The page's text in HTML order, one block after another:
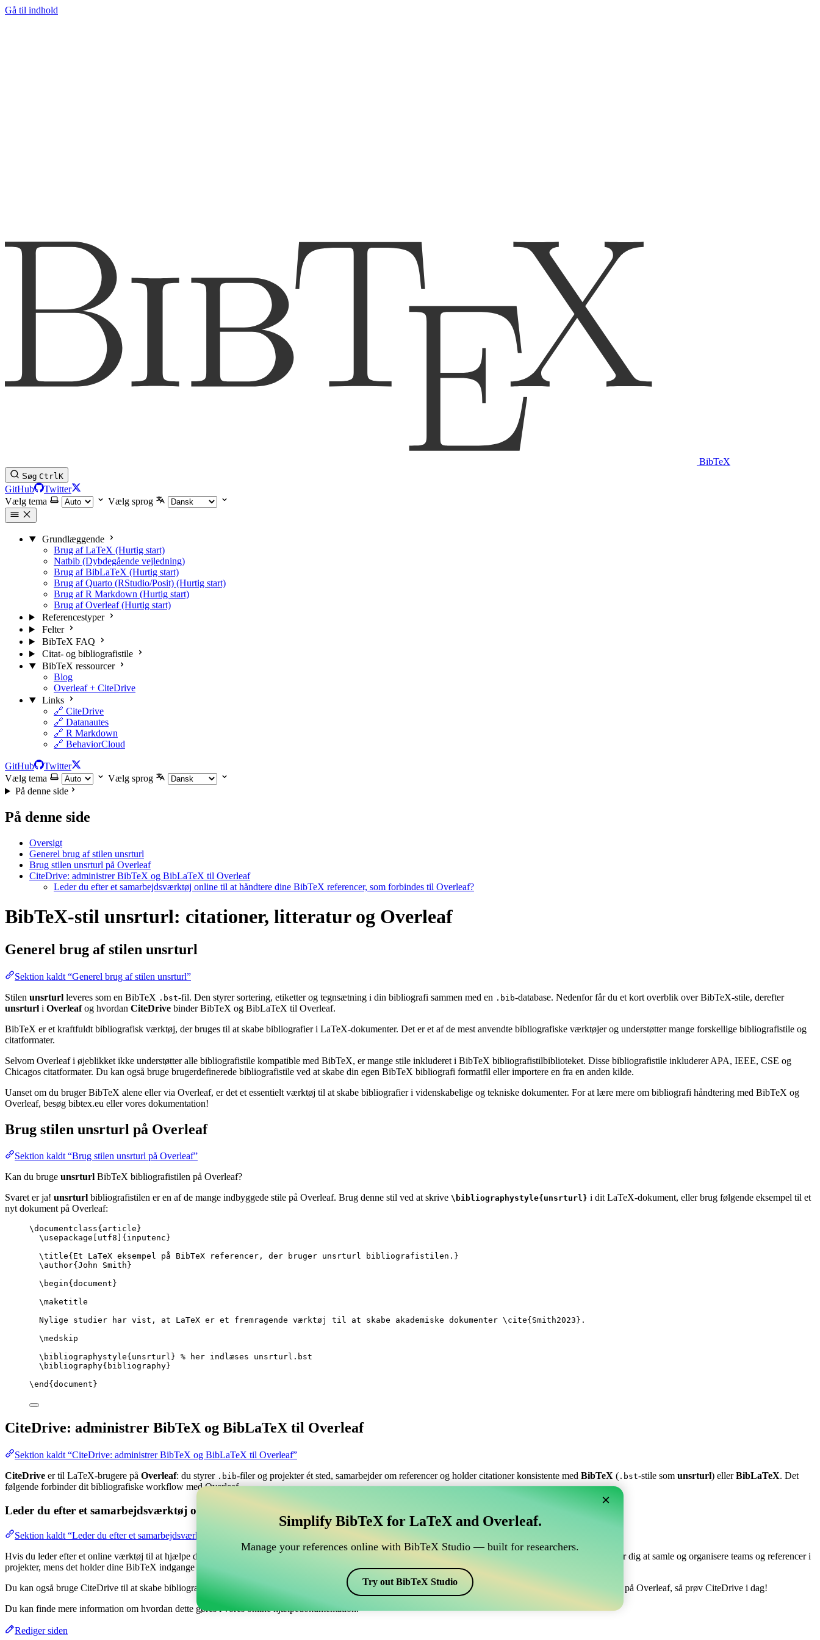
Gå til indhold
BibTeX
Søg CtrlK
GitHub
Twitter
Vælg tema
Vælg sprog
Grundlæggende
Brug af LaTeX (Hurtig start)
Natbib (Dybdegående vejledning)
Brug af BibLaTeX (Hurtig start)
Brug af Quarto (RStudio/Posit) (Hurtig start)
Brug af R Markdown (Hurtig start)
Brug af Overleaf (Hurtig start)
Referencestyper
Felter
BibTeX FAQ
Citat- og bibliografistile
BibTeX ressourcer
Blog
Overleaf + CiteDrive
Links
🔗 CiteDrive
🔗 Datanautes
🔗 R Markdown
🔗 BehaviorCloud
GitHub
Twitter
Vælg tema
Vælg sprog
På denne side
På denne side
Oversigt
Generel brug af stilen unsrturl
Brug stilen unsrturl på Overleaf
CiteDrive: administrer BibTeX og BibLaTeX til Overleaf
Leder du efter et samarbejdsværktøj online til at håndtere dine BibTeX referencer, som forbindes til Overleaf?
BibTeX-stil unsrturl: citationer, litteratur og Overleaf
Generel brug af stilen unsrturl
Sektion kaldt “Generel brug af stilen unsrturl”
Stilen unsrturl leveres som en BibTeX .bst-fil. Den styrer sortering, etiketter og tegnsætning i din bibliografi sammen med en .bib-database. Nedenfor får du et kort overblik over BibTeX-stile, derefter
unsrturl i Overleafog hvordan CiteDrive binder BibTeX og BibLaTeX til Overleaf.
BibTeX er et kraftfuldt bibliografisk værktøj, der bruges til at skabe bibliografier i LaTeX-dokumenter. Det er et af de mest anvendte bibliografiske værktøjer og understøtter mange forskellige bibliografistile og
citatformater.
Selvom Overleaf i øjeblikket ikke understøtter alle bibliografistile kompatible med BibTeX, er mange stile inkluderet i BibTeX bibliografistilbiblioteket. Disse bibliografistile inkluderer APA, IEEE, CSE og
Chicagos citatformater. Du kan også bruge brugerdefinerede bibliografistile ved at skabe din egen BibTeX bibliografi formatfil eller importere en fra en anden kilde.
Uanset om du bruger BibTeX alene eller via Overleaf, er det et essentielt værktøj til at skabe bibliografier i videnskabelige og tekniske dokumenter. For at lære mere om bibliografi håndtering med BibTeX og
Overleaf, besøg bibtex.eu eller vores dokumentation!
Brug stilen unsrturl på Overleaf
Sektion kaldt “Brug stilen unsrturl på Overleaf”
Kan du bruge unsrturl BibTeX bibliografistilen på Overleaf?
Svaret er ja! unsrturl bibliografistilen er en af de mange indbyggede stile på Overleaf. Brug denne stil ved at skrive \bibliographystyle{unsrturl} i dit LaTeX-dokument, eller brug følgende eksempel til et
nyt dokument på Overleaf:
\documentclass{ article }
\usepackage
utf8 ]{ inputenc }
\title{Et LaTeX eksempel på BibTeX referencer, der bruger unsrturl bibliografistilen.}
\author{John Smith}
\begin{ document }
\maketitle
Nylige studier har vist, at LaTeX er et fremragende værktøj til at skabe akademiske dokumenter \cite{ Smith2023 }.
\medskip
\bibliographystyle{unsrturl} % her indlæses unsrturl.bst
\bibliography{bibliography}
\end { document }
CiteDrive: administrer BibTeX og BibLaTeX til Overleaf
Sektion kaldt “CiteDrive: administrer BibTeX og BibLaTeX til Overleaf”
CiteDrive er til LaTeX-brugere på Overleaf: du styrer .bib-filer og projekter ét sted, samarbejder om referencer og holder citationer konsistente med BibTeX ( .bst-stile som unsrturl) ellerBibLaTeX. Det
følgende forbinder dit bibliografiske workflow med Overleaf.
Leder du efter et samarbejdsværktøj online til at håndtere dine BibTeX referencer, som forbindes til Overleaf?
Sektion kaldt “Leder du efter et samarbejdsværktøj online til at håndtere dine BibTeX referencer, som forbindes til Overleaf?”
Hvis du leder efter et online værktøj til at hjælpe dig med at håndtere dine referencer, citater og bibliografi på Overleaf, så kan CiteDrive være perfekt! Det tillader dig at samle og organisere teams og referencer i
projekter, mens det holder dine BibTeX indgange opdateret i dit Overleaf projekt.
Du kan også bruge CiteDrive til at skabe bibliografier og citater i forskellige stile, inklusiv unsrturl. Så hvis du leder efter en nem måde at håndtere din bibliografi på Overleaf, så prøv CiteDrive i dag!
Du kan finde mere information om hvordan dette gøres i vores online hjælpedokumentation.
Rediger siden
×
Simplify BibTeX for LaTeX and Overleaf.
Manage your references online with BibTeX Studio — built for researchers.
Try out BibTeX Studio